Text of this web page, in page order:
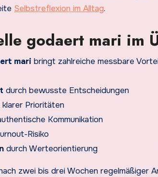
Selbstreflexion im Alltag.
godaert mari im
mari bringt zahlreiche messbare
durch bewusste Entscheidungen
klarer Prioritäten
Kommunikation
Risiko
durch Werteorientierung
zwei bis drei Wochen regelmäßiger